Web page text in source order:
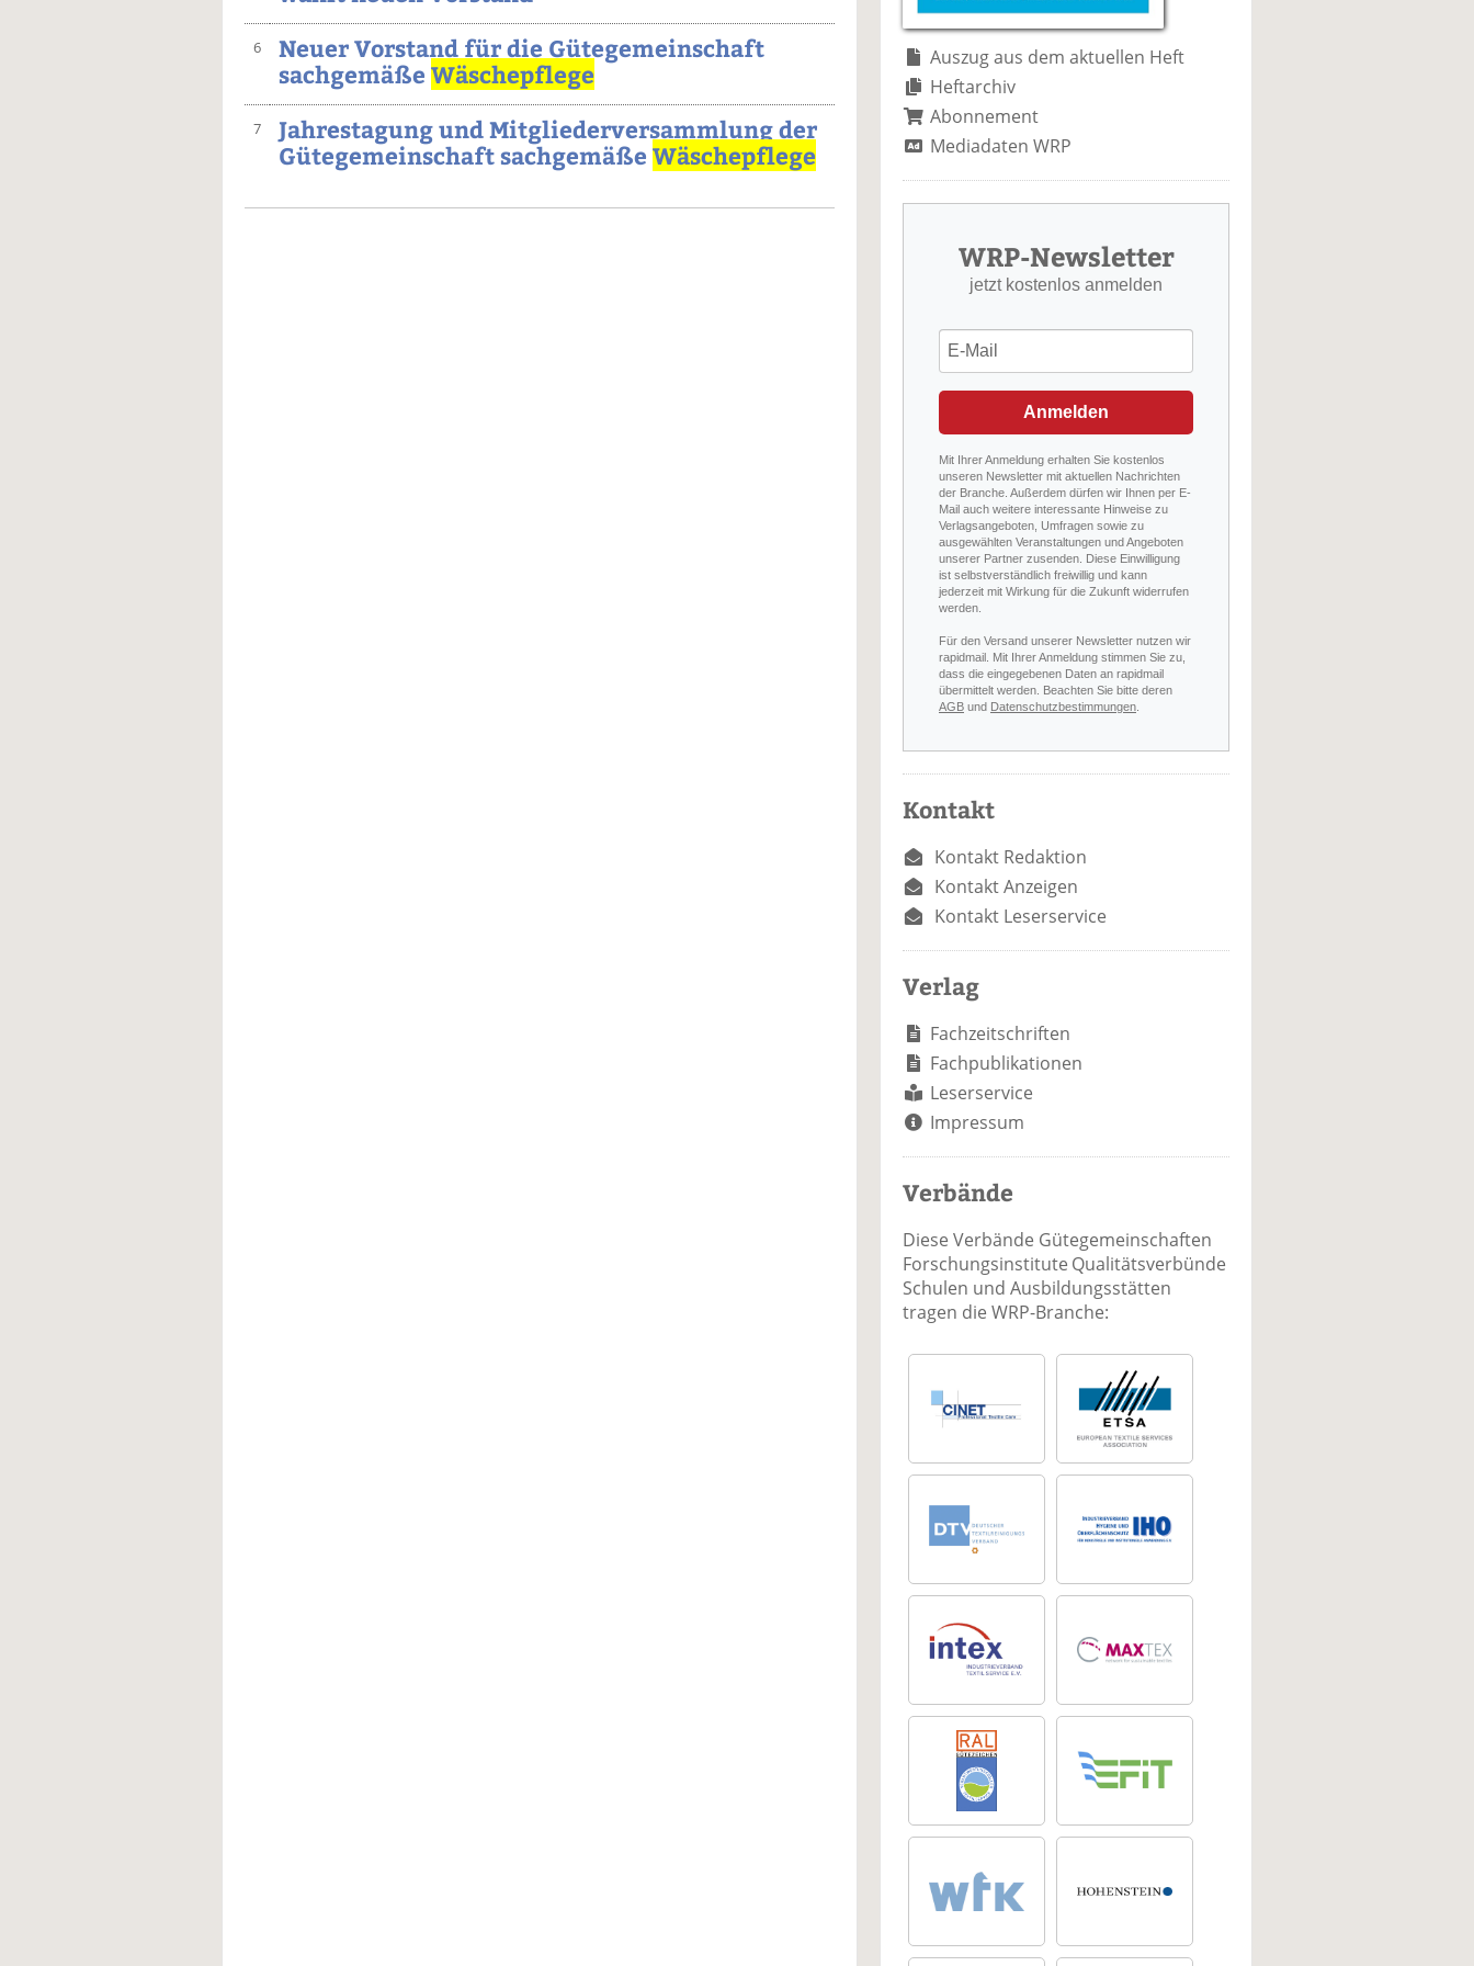
6
Neuer Vorstand für die Gütegemeinschaft
sachgemäße Wäschepflege
7
Jahrestagung und Mitgliederversammlung der
Gütegemeinschaft sachgemäße Wäschepflege
Auszug aus dem aktuellen Heft
Heftarchiv
Abonnement
Mediadaten WRP
WRP-Newsletter
jetzt kostenlos anmelden
Anmelden
Mit Ihrer Anmeldung erhalten Sie kostenlos
unseren Newsletter mit aktuellen Nachrichten
der Branche. Außerdem dürfen wir Ihnen per E-
Mail auch weitere interessante Hinweise zu
Verlagsangeboten, Umfragen sowie zu
ausgewählten Veranstaltungen und Angeboten
unserer Partner zusenden. Diese Einwilligung
ist selbstverständlich freiwillig und kann
jederzeit mit Wirkung für die Zukunft widerrufen
werden.
Für den Versand unserer Newsletter nutzen wir
rapidmail. Mit Ihrer Anmeldung stimmen Sie zu,
dass die eingegebenen Daten an rapidmail
übermittelt werden. Beachten Sie bitte deren
AGB und Datenschutzbestimmungen
Kontakt
Kontakt Redaktion
Kontakt Anzeigen
Kontakt Leserservice
Verlag
Fachzeitschriften
Fachpublikationen
Leserservice
Impressum
Verbände
Diese Verbände Gütegemeinschaften
Forschungsinstitute Qualitätsverbünde
Schulen und Ausbildungsstätten
tragen die WRP-Branche: